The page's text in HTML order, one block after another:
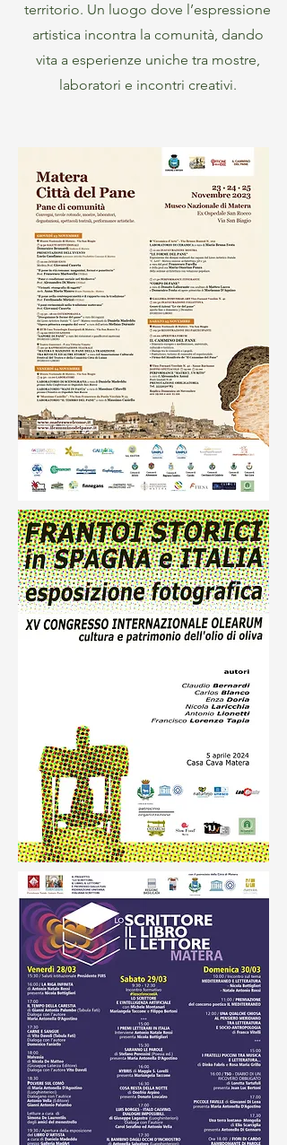
territorio. Un luogo dove l’espressione
artistica incontra la comunità, dando
vita a esperienze uniche tra mostre,
laboratori e incontri creativi.